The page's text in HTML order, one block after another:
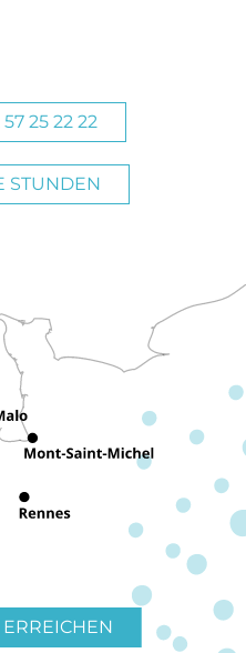
25 22 22
STUNDEN